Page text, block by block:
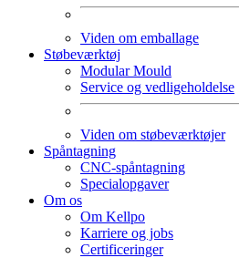
Viden om emballage
Støbeværktøj
Modular Mould
Service og vedligeholdelse
Viden om støbeværktøjer
Spåntagning
CNC-spåntagning
Specialopgaver
Om os
Om Kellpo
Karriere og jobs
Certificeringer